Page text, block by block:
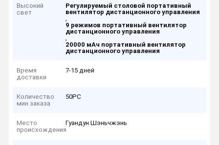
Высокий
свет
Регулируемый столовой портативный
вентилятор дистанционного управления
,
9 режимов портативный вентилятор
дистанционного управления
,
20000 мАч портативный вентилятор
дистанционного управления
Время
доставки
7-15 дней
Количество
мин заказа
50PC
Место
происхождения
Гуандун Шэньчжэнь